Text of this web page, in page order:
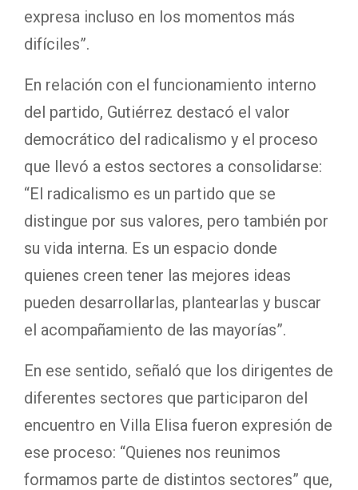
expresa incluso en los momentos más
difíciles”.
En relación con el funcionamiento interno
del partido, Gutiérrez destacó el valor
democrático del radicalismo y el proceso
que llevó a estos sectores a consolidarse:
“El radicalismo es un partido que se
distingue por sus valores, pero también por
su vida interna. Es un espacio donde
quienes creen tener las mejores ideas
pueden desarrollarlas, plantearlas y buscar
el acompañamiento de las mayorías”.
En ese sentido, señaló que los dirigentes de
diferentes sectores que participaron del
encuentro en Villa Elisa fueron expresión de
ese proceso: “Quienes nos reunimos
formamos parte de distintos sectores” que,